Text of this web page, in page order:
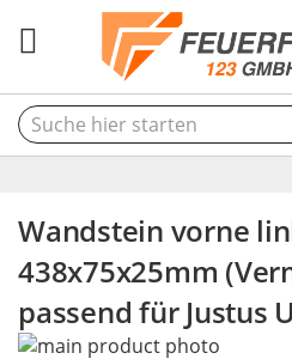
Wandstein vorne
438x75x25mm
passend für Justus
Skip